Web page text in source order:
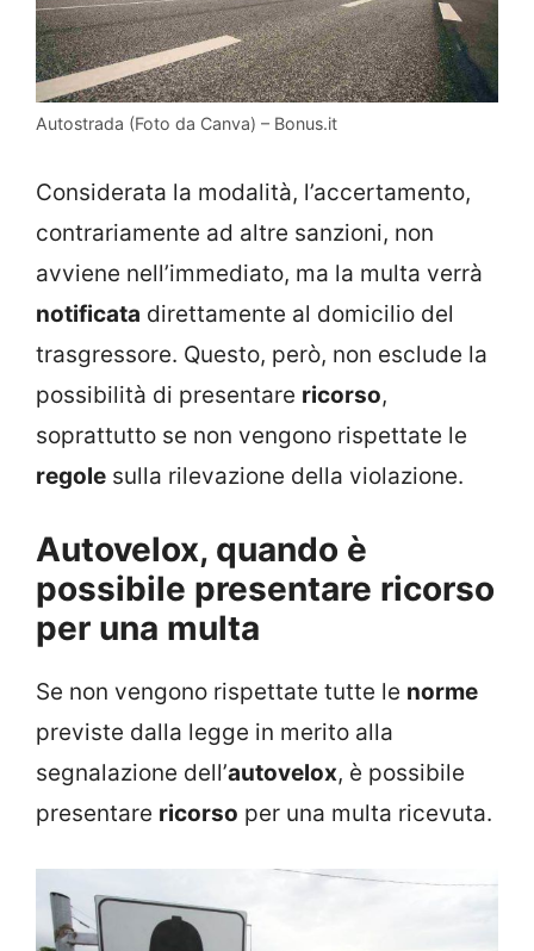
Autostrada (Foto da Canva) – Bonus.it
Considerata la modalità, l’accertamento,
contrariamente ad altre sanzioni, non
avviene nell’immediato, ma la multa verrà
notificata direttamente al domicilio del
trasgressore. Questo, però, non esclude la
possibilità di presentare ricorso,
soprattutto se non vengono rispettate le
regole sulla rilevazione della violazione.
Autovelox, quando è
possibile presentare ricorso
per una multa
Se non vengono rispettate tutte le norme
previste dalla legge in merito alla
segnalazione dell’autovelox, è possibile
presentare ricorso per una multa ricevuta.